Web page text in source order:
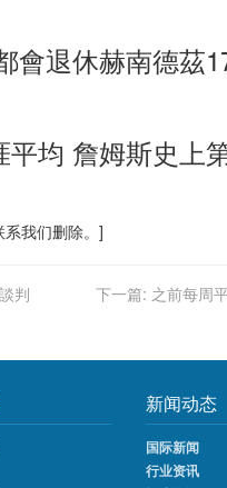
會退休赫南德茲
均 詹姆斯史上
我们删除。]
判 下一篇: 之前每周
新闻动态
国际新闻
行业资讯